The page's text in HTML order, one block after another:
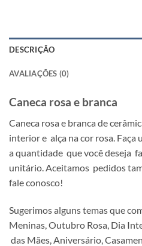
DESCRIÇÃO
AVALIAÇÕES (0)
Caneca rosa e branca
Caneca rosa e branca de
interior e alça na cor rosa.
a quantidade que você deseja
unitário. Aceitamos pedidos
fale conosco!
Sugerimos alguns temas que
Meninas, Outubro Rosa, Dia
das Mães, Aniversário,